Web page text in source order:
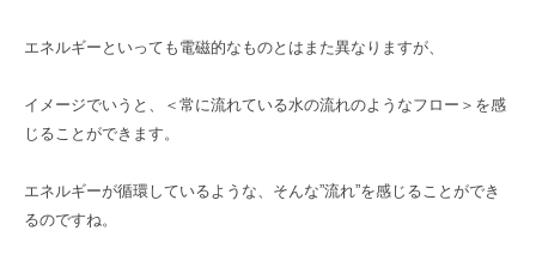
エネルギーといっても電磁的なものとはまた異なりますが、
イメージでいうと、＜常に流れている水の流れのようなフロー＞を感
じることができます。
エネルギーが循環しているような、そんな”流れ”を感じることができ
るのですね。